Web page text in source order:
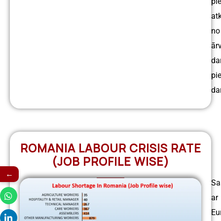
no
ROMANIA LABOUR CRISIS RATE
(JOB PROFILE WISE)
ar
←